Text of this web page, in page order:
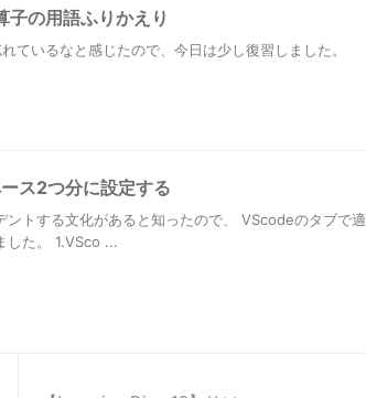
子の用語ふりかえり
ているなと感じたので、今日は少し復習しました。
ス2つ分に設定する
ントする文化があると知ったので、 VScodeのタブで適
した。 1.VSco ...